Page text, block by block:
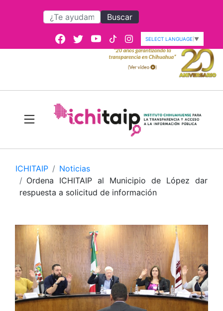
Buscar
SELECT LANGUAGE ▼
ICHITAIP
Noticias
Ordena ICHITAIP al Municipio de López dar
respuesta a solicitud de información